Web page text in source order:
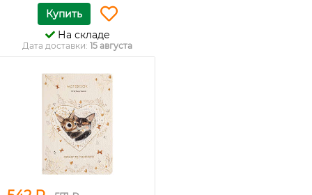
Купить
На складе
Дата доставки: 15 августа